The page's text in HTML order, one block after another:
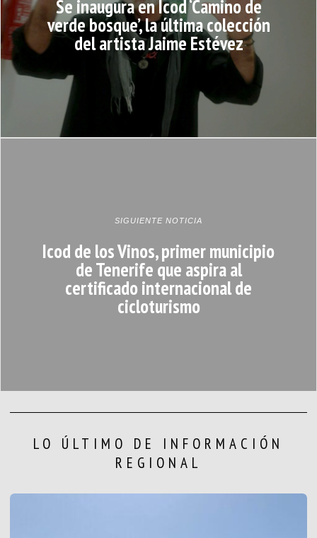
Se inaugura en Icod ‘Camino de
verde bosque’, la última colección
del artista Jaime Estévez
SIGUIENTE NOTICIA
Icod de los Vinos, primer municipio
de Tenerife que aspira al
certificado internacional de
cicloturismo
LO ÚLTIMO DE INFORMACIÓN
REGIONAL